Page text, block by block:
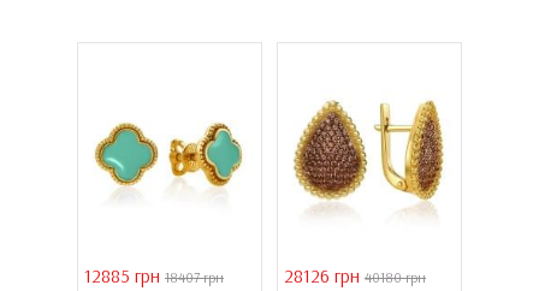
12885 грн 18407 грн 28126 грн 40180 грн